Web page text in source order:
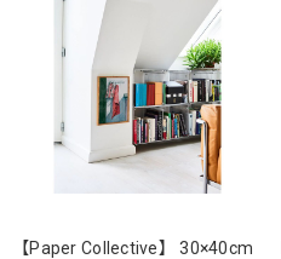
【Paper Collective】 30×40cm